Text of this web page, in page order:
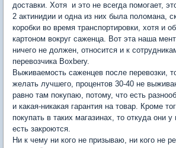
доставки. Хотя и это не всегда помогает,
2 актинидии и одна из них была поломана,
коробки во время транспортировки, хотя и
картоном вокруг саженца. Вот эта наша
ничего не должен, относится и к
перевозчика Boxbery.
Выживаемость саженцев после перевозки,
желать лучшего, процентов 30-40 не
равно там покупаю, потому, что есть
и какая-никакая гарантия на товар. Кроме
покупать в таких магазинах, то откуда они
есть закроются.
Ни к чему ни кого не призываю, ни кого не